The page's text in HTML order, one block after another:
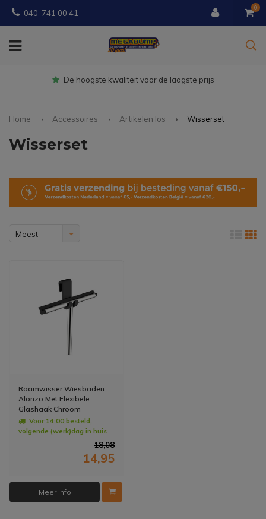
040-741 00 41
0
Gratisbezorgd vanaf € 150
Home Accessoires Artikelen los Wisserset
Wisserset
Meest
Raamwisser Wiesbaden
Alonzo Met Flexibele
Glashaak Chroom
Voor 14:00 besteld,
volgende (werk)dag in huis
18,08
14,95
Meer info